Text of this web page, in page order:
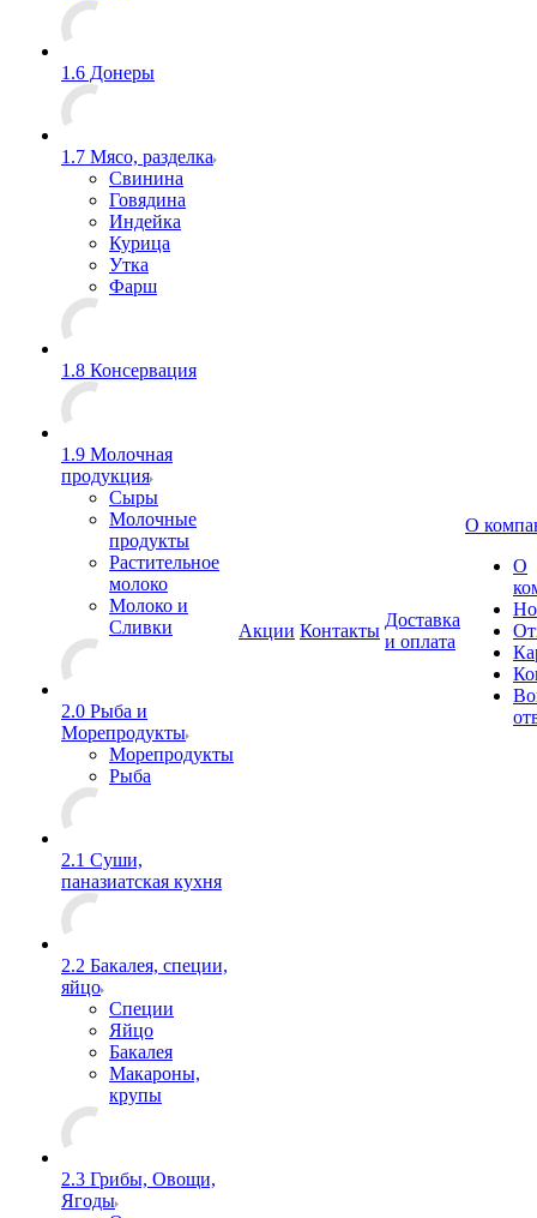
1.6 Донеры
1.7 Мясо, разделка
Свинина
Говядина
Индейка
Курица
Утка
Фарш
1.8 Консервация
1.9 Молочная
продукция
Сыры
Молочные
продукты
Растительное
молоко
Молоко и
Сливки
2.0 Рыба и
Морепродукты
Морепродукты
Рыба
2.1 Суши,
паназиатская кухня
2.2 Бакалея, специи,
яйцо
Специи
Яйцо
Бакалея
Макароны,
крупы
2.3 Грибы, Овощи,
Ягоды
Акции Контакты
Доставка
и оплата
О
О